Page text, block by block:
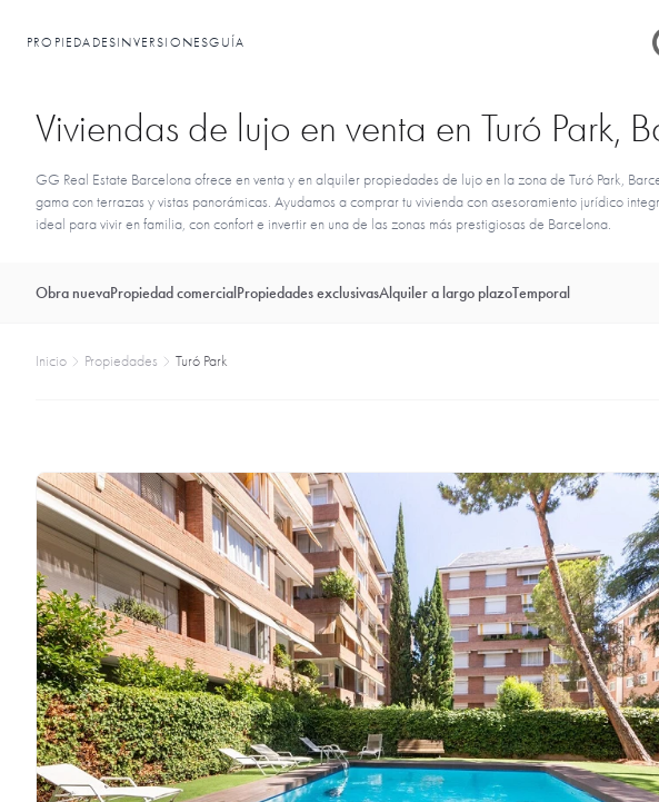
PROPIEDADESINVERSIONESGUÍA
Viviendas de lujo en venta en Turó Park,
GG Real Estate Barcelona ofrece en venta y en alquiler propiedades de lujo en la zona de Turó Park,
gama con terrazas y vistas panorámicas. Ayudamos a comprar tu vivienda con asesoramiento jurídico
ideal para vivir en familia, con confort e invertir en una de las zonas más prestigiosas de Barcelona.
Obra nuevaPropiedad comercial Propiedades exclusivasAlquiler a largo plazoTemporal
Inicio Propiedades Turó Park